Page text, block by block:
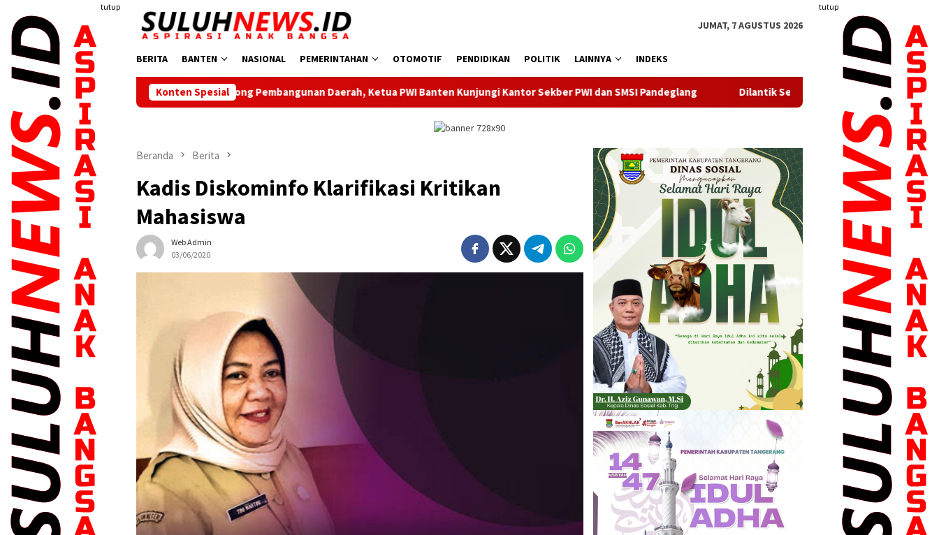
konten
tutup tutup
JUMAT, 7 AGUSTUS 2026
BERITA BANTEN NASIONAL PEMERINTAHAN OTOMOTIF PENDIDIKAN POLITIK LAINNYA INDEKS
Konten Spesial
Dorong Pembangunan Daerah, Ketua PWI Banten Kunjungi Kantor Sekber PWI dan SMSI Pandeglang Dilantik Serentak, TP PKK, Bunda PAUD dan Bunda Posyandu
Beranda Berita
Kadis Diskominfo Klarifikasi Kritikan
Mahasiswa
Web Admin
03/06/2020